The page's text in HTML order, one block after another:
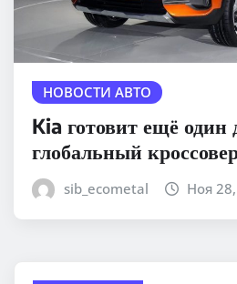
НОВОСТИ АВТО
Kia готовит ещё
глобальный
sib_ecometal Ноя